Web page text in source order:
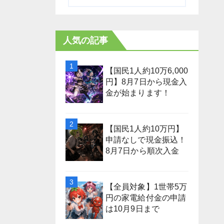
人気の記事
【国民1人約10万6,000
円】8月7日から現金入
金が始まります！
【国民1人約10万円】
申請なしで現金振込！
8月7日から順次入金
【全員対象】1世帯5万
円の家電給付金の申請
は10月9日まで